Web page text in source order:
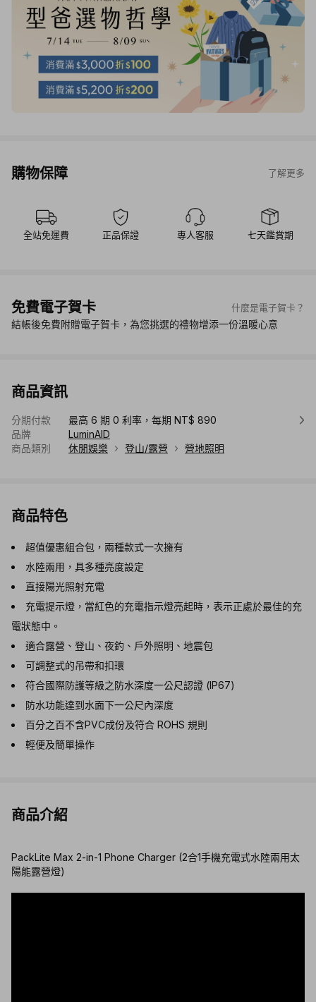
購物保障 了解更多
全站免運費 正品保證 專人客服 七天鑑賞期
免費電子賀卡 什麼是電子賀卡？
結帳後免費附贈電子賀卡，為您挑選的禮物增添一份溫暖心意
商品資訊
分期付款
最高 6 期 0 利率，每期 NT$ 890
品牌
LuminAID
商品類別
休閒娛樂 登山/露營 營地照明
商品特色
超值優惠組合包，兩種款式一次擁有
水陸兩用，具多種亮度設定
直接陽光照射充電
充電提示燈，當紅色的充電指示燈亮起時，表示正處於最佳的充
電狀態中。
適合露營、登山、夜釣、戶外照明、地震包
可調整式的吊帶和扣環
符合國際防護等級之防水深度一公尺認證 (IP67)
防水功能達到水面下一公尺內深度
百分之百不含PVC成份及符合 ROHS 規則
輕便及簡單操作
商品介紹
PackLite Max 2-in-1 Phone Charger (2合1手機充電式水陸兩用太
陽能露營燈)